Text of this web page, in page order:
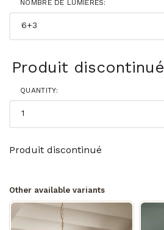
NOMBRE DE LUMIÈRES:
Produit discontinué
QUANTITY:
Produit discontinué
Other available variants